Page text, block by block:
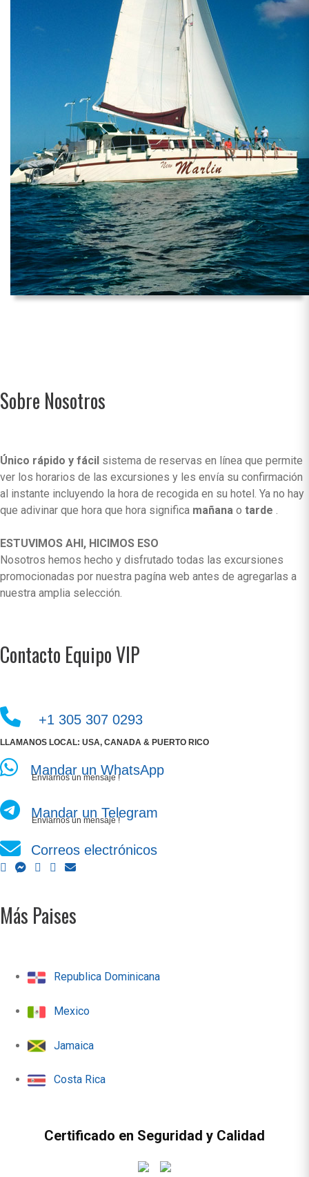
Sobre Nosotros
Único rápido y fácil sistema de reservas en línea que permite
ver los horarios de las excursiones y les envía su confirmación
al instante incluyendo la hora de recogida en su hotel. Ya no hay
que adivinar que hora que hora significa mañana o tarde .
ESTUVIMOS AHI, HICIMOS ESO
Nosotros hemos hecho y disfrutado todas las excursiones
promocionadas por nuestra pagína web antes de agregarlas a
nuestra amplia selección.
Contacto Equipo VIP
+1 305 307 0293
LLAMANOS LOCAL: USA, CANADA & PUERTO RICO
Mandar un WhatsApp
Enviarnos un mensaje !
Mandar un Telegram
Enviarnos un mensaje !
Correos electrónicos
Más Paises
Republica Dominicana
Mexico
Jamaica
Costa Rica
Certificado en Seguridad y Calidad